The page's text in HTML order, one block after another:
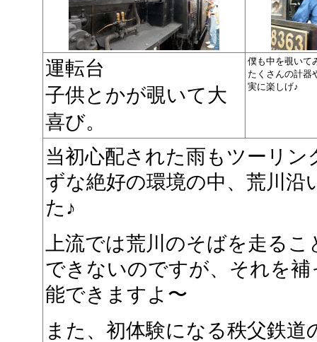
運転台
子供とかが覗いて大
喜び。
僕も中を覗いて
たくさんの計器
実に楽しげ♪
当初心配された雨もツーリ
ずな絶好の環境の中、荒川
た♪
上流では荒川のそばを走る
できないのですが、それを
能できますよ〜
また、初体験になる秩父鉄